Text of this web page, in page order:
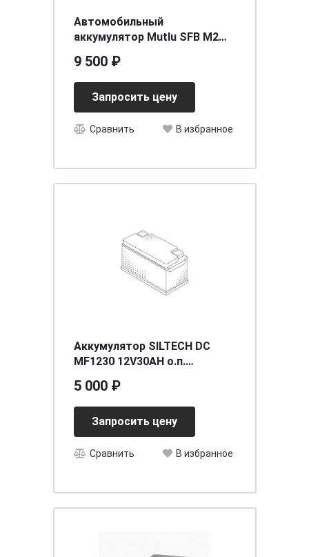
Автомобильный
аккумулятор Mutlu SFB M2
9 500 ₽
Запросить цену
Сравнить В избранное
Аккумулятор SILTECH DC
MF1230 12V30AH о.п.
эл (уп.2 шт)
[д167ш127в/175/320
5 000 ₽
Запросить цену
Сравнить В избранное